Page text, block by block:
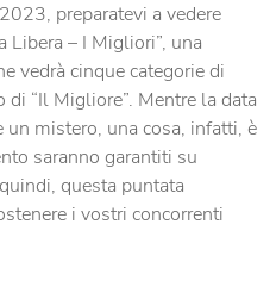
preparatevi a vedere
Libera – I Migliori”, una
vedrà cinque categorie di
“Il Migliore”. Mentre la data
mistero, una cosa, infatti, è
saranno garantiti su
questa puntata
i vostri concorrenti